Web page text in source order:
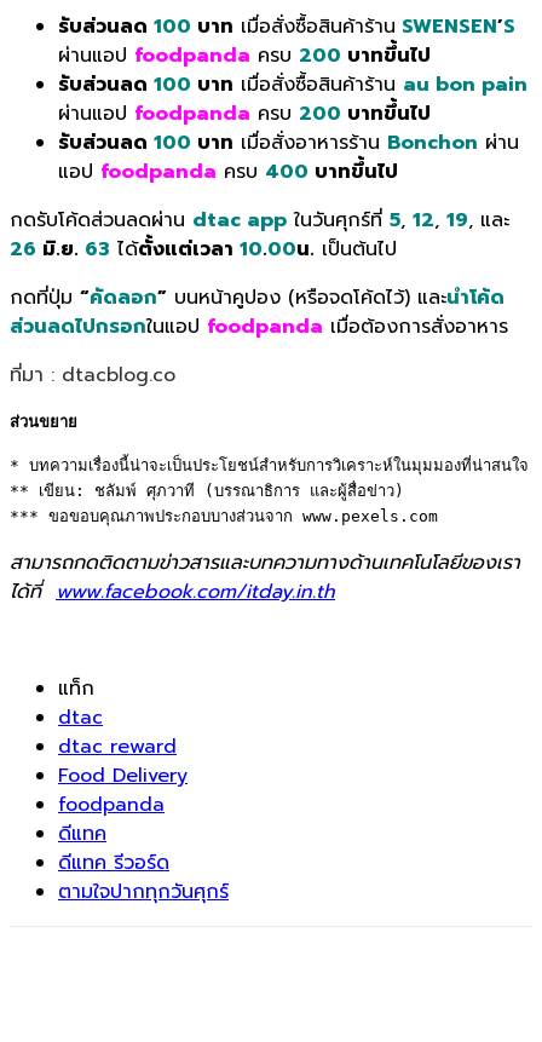
รับส่วนลด 100 บาท เมื่อสั่งซื้อสินค้าร้าน SWENSEN’S
ผ่านแอป foodpanda ครบ 200 บาทขึ้นไป
รับส่วนลด 100 บาท เมื่อสั่งซื้อสินค้าร้าน au bon pain
ผ่านแอป foodpanda ครบ 200 บาทขึ้นไป
รับส่วนลด 100 บาท เมื่อสั่งอาหารร้าน Bonchon ผ่าน
แอป foodpanda ครบ 400 บาทขึ้นไป
กดรับโค้ดส่วนลดผ่าน dtac app ในวันศุกร์ที่ 5, 12, 19, และ
26 มิ.ย. 63 ได้ตั้งแต่เวลา 10.00น. เป็นต้นไป
กดที่ปุ่ม “คัดลอก” บนหน้าคูปอง (หรือจดโค้ดไว้) และนำโค้ด
ส่วนลดไปกรอกในแอป foodpanda เมื่อต้องการสั่งอาหาร
ที่มา : dtacblog.co
ส่วนขยาย
* บทความเรื่องนี้น่าจะเป็นประโยชน์สำหรับการวิเคราะห์ในมุมมองที่น่าสนใจ
** เขียน: ชลัมพ์ ศุภวาที (บรรณาธิการ และผู้สื่อข่าว)
*** ขอขอบคุณภาพประกอบบางส่วนจาก www.pexels.com
สามารถกดติดตามข่าวสารและบทความทางด้านเทคโนโลยีของเรา
ได้ที่ www.facebook.com/itday.in.th
แท็ก
dtac
dtac reward
Food Delivery
foodpanda
ดีแทค
ดีแทค รีวอร์ด
ตามใจปากทุกวันศุกร์